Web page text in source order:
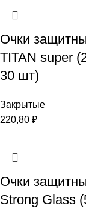
Очки
TITAN super
30 шт)
Закрытые
220,80 ₽
Очки
Strong Glass